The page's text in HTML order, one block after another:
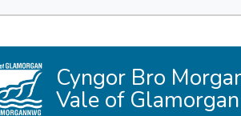
Cyngor Bro
Vale of